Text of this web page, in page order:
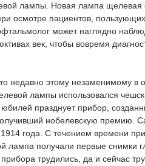
лампы. Новая лампа щелевая
осмотре пациентов,
может наглядно
век, чтобы вовремя
недавно этому незаменимому в
лампы использовался
юбилей празднует прибор,
нобелевскую премию.
1914 года. С течением времени
получали первые снимки
прибора трудились, да и сейчас